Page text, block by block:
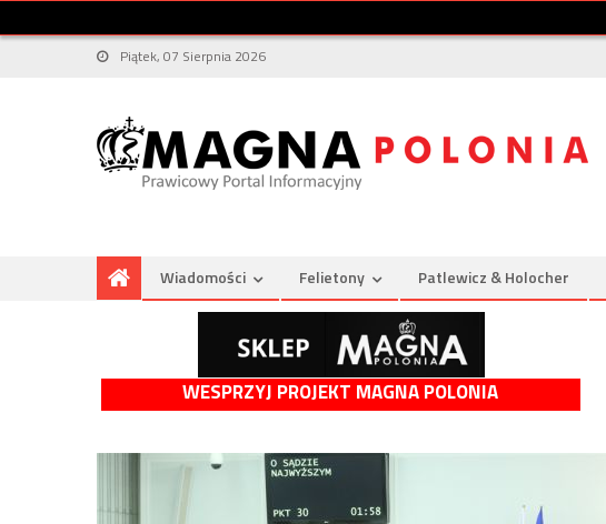
Piątek, 07 Sierpnia 2026
Wiadomości Felietony Patlewicz & Holocher
WESPRZYJ PROJEKT MAGNA POLONIA